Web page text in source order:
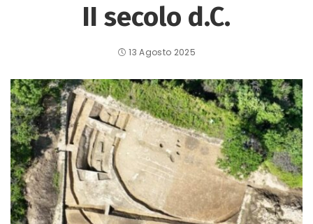
II secolo d.C.
13 Agosto 2025